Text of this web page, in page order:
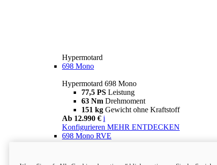
Hypermotard
698 Mono
Hypermotard 698 Mono
77,5 PS Leistung
63 Nm Drehmoment
151 kg Gewicht ohne Kraftstoff
Ab 12.990 € i
Konfigurieren MEHR ENTDECKEN
698 Mono RVE
77,5 PS
Leistung